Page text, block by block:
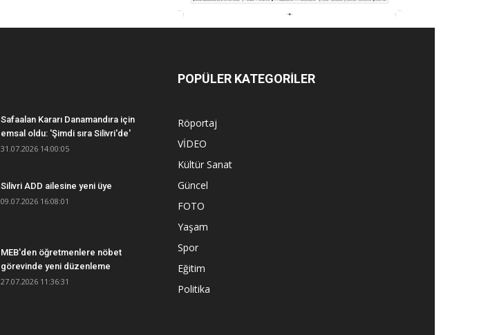
Safaalan Kararı Danamandıra için
emsal oldu: 'Şimdi sıra Silivri'de'
31.07.2026 14:00:05
Silivri ADD ailesine yeni üye
09.07.2026 16:08:01
MEB'den öğretmenlere nöbet
görevinde yeni düzenleme
27.07.2026 11:36:31
POPÜLER KATEGORİLER
Röportaj
VİDEO
Kültür Sanat
Güncel
FOTO
Yaşam
Spor
Eğitim
Politika